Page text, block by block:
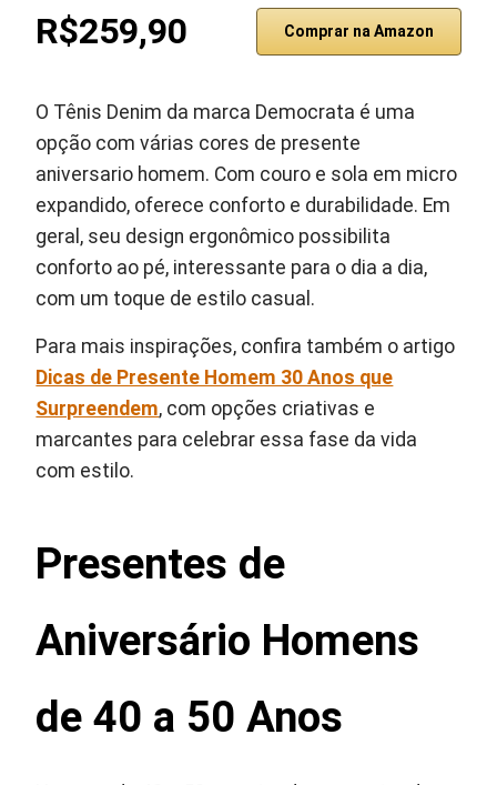
R$259,90 Comprar na Amazon
O Tênis Denim da marca Democrata é uma
opção com várias cores de presente
aniversario homem. Com couro e sola em micro
expandido, oferece conforto e durabilidade. Em
geral, seu design ergonômico possibilita
conforto ao pé, interessante para o dia a dia,
com um toque de estilo casual.
Para mais inspirações, confira também o artigo
Dicas de Presente Homem 30 Anos que
Surpreendem, com opções criativas e
marcantes para celebrar essa fase da vida
com estilo.
Presentes de
Aniversário Homens
de 40 a 50 Anos